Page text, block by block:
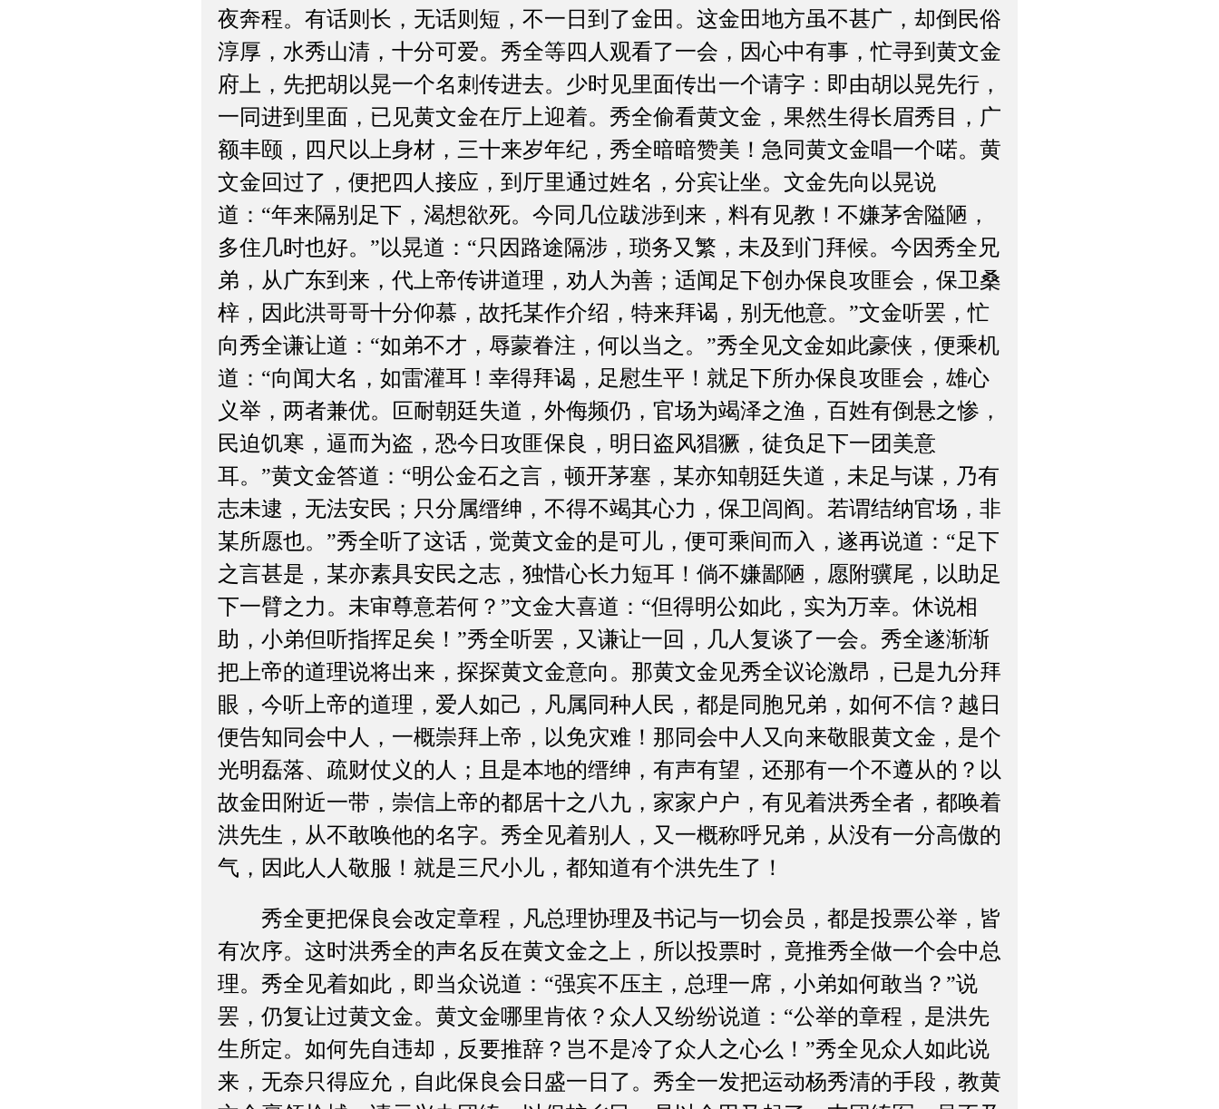
夜奔程。有话则长，无话则短，不一日到了金田。这金田地方虽不甚广，却倒民俗
淳厚，水秀山清，十分可爱。秀全等四人观看了一会，因心中有事，忙寻到黄文金
府上，先把胡以晃一个名刺传进去。少时见里面传出一个请字：即由胡以晃先行，
一同进到里面，已见黄文金在厅上迎着。秀全偷看黄文金，果然生得长眉秀目，广
额丰颐，四尺以上身材，三十来岁年纪，秀全暗暗赞美！急同黄文金唱一个喏。黄
文金回过了，便把四人接应，到厅里通过姓名，分宾让坐。文金先向以晃说
道：“年来隔别足下，渴想欲死。今同几位跋涉到来，料有见教！不嫌茅舍隘陋，
多住几时也好。”以晃道：“只因路途隔涉，琐务又繁，未及到门拜候。今因秀全兄
弟，从广东到来，代上帝传讲道理，劝人为善；适闻足下创办保良攻匪会，保卫桑
梓，因此洪哥哥十分仰慕，故托某作介绍，特来拜谒，别无他意。”文金听罢，忙
向秀全谦让道：“如弟不才，辱蒙眷注，何以当之。”秀全见文金如此豪侠，便乘机
道：“向闻大名，如雷灌耳！幸得拜谒，足慰生平！就足下所办保良攻匪会，雄心
义举，两者兼优。叵耐朝廷失道，外侮频仍，官场为竭泽之渔，百姓有倒悬之惨，
民迫饥寒，逼而为盗，恐今日攻匪保良，明日盗风猖獗，徒负足下一团美意
耳。”黄文金答道：“明公金石之言，顿开茅塞，某亦知朝廷失道，未足与谋，乃有
志未逮，无法安民；只分属缙绅，不得不竭其心力，保卫闾阎。若谓结纳官场，非
某所愿也。”秀全听了这话，觉黄文金的是可儿，便可乘间而入，遂再说道：“足下
之言甚是，某亦素具安民之志，独惜心长力短耳！倘不嫌鄙陋，愿附骥尾，以助足
下一臂之力。未审尊意若何？”文金大喜道：“但得明公如此，实为万幸。休说相
助，小弟但听指挥足矣！”秀全听罢，又谦让一回，几人复谈了一会。秀全遂渐渐
把上帝的道理说将出来，探探黄文金意向。那黄文金见秀全议论激昂，已是九分拜
眼，今听上帝的道理，爱人如己，凡属同种人民，都是同胞兄弟，如何不信？越日
便告知同会中人，一概崇拜上帝，以免灾难！那同会中人又向来敬眼黄文金，是个
光明磊落、疏财仗义的人；且是本地的缙绅，有声有望，还那有一个不遵从的？以
故金田附近一带，崇信上帝的都居十之八九，家家户户，有见着洪秀全者，都唤着
洪先生，从不敢唤他的名字。秀全见着别人，又一概称呼兄弟，从没有一分高傲的
气，因此人人敬服！就是三尺小儿，都知道有个洪先生了！
秀全更把保良会改定章程，凡总理协理及书记与一切会员，都是投票公举，皆
有次序。这时洪秀全的声名反在黄文金之上，所以投票时，竟推秀全做一个会中总
理。秀全见着如此，即当众说道：“强宾不压主，总理一席，小弟如何敢当？”说
罢，仍复让过黄文金。黄文金哪里肯依？众人又纷纷说道：“公举的章程，是洪先
生所定。如何先自违却，反要推辞？岂不是冷了众人之心么！”秀全见众人如此说
来，无奈只得应允，自此保良会日盛一日了。秀全一发把运动杨秀清的手段，教黄